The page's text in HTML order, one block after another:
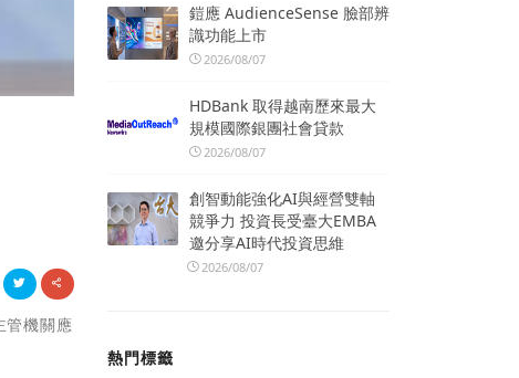
管機關應
鎧應 AudienceSense 臉部辨
識功能上市
2026/08/07
HDBank 取得越南歷來最大
規模國際銀團社會貸款
2026/08/07
創智動能強化AI與經營雙軸
競爭力 投資長受臺大EMBA
邀分享AI時代投資思維
2026/08/07
熱門標籤